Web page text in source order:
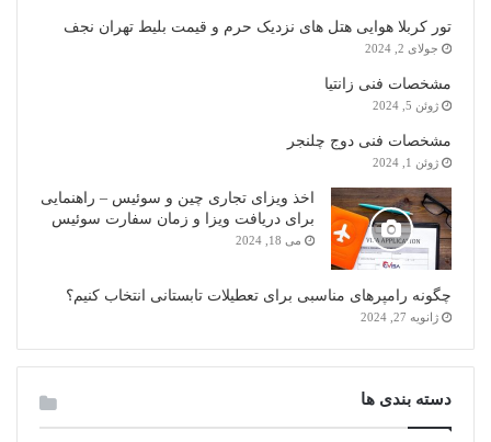
تور کربلا هوایی هتل های نزدیک حرم و قیمت بلیط تهران نجف
جولای 2, 2024
مشخصات فنی زانتیا
ژوئن 5, 2024
مشخصات فنی دوج چلنجر
ژوئن 1, 2024
اخذ ویزای تجاری چین و سوئیس – راهنمایی
برای دریافت ویزا و زمان سفارت سوئیس
می 18, 2024
چگونه رامپرهای مناسبی برای تعطیلات تابستانی انتخاب کنیم؟
ژانویه 27, 2024
دسته بندی ها